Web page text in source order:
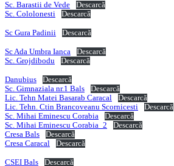
Sc. Barastii de Vede
Descarcă
Sc. Cololonesti
Descarcă
Sc Gura Padinii Descarcă
Sc Ada Umbra Ianca
Descarcă
Sc. Grojdibodu
Descarcă
Danubius
Descarcă
Sc. Gimnaziala nr.1 Bals
Descarcă
Lic. Tehn Matei Basarab Caracal
Descarcă
Lic. Tehn. Ctin Brancoveanu Scornicesti
Descarcă
Sc. Mihai Eminescu Corabia
Descarcă
Sc. Mihai Eminescu Corabia_2
Descarcă
Cresa Bals
Descarcă
Cresa Caracal
Descarcă
CSEI Bals
Descarcă